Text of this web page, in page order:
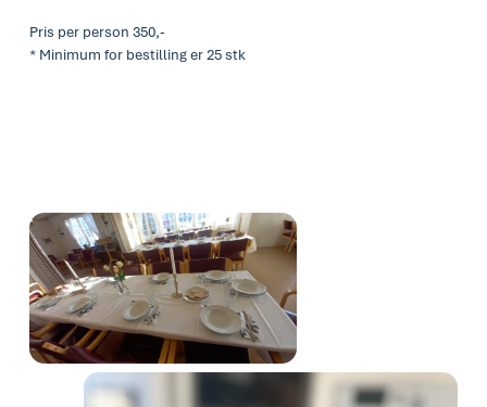
Pris per person 350,-
* Minimum for bestilling er 25 stk